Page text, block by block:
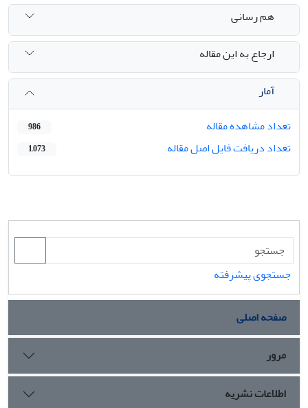
هم رسانی
ارجاع به این مقاله
آمار
تعداد مشاهده مقاله
986
تعداد دریافت فایل اصل مقاله 1,073
جستجوی پیشرفته
صفحه اصلی
مرور
اطلاعات نشریه